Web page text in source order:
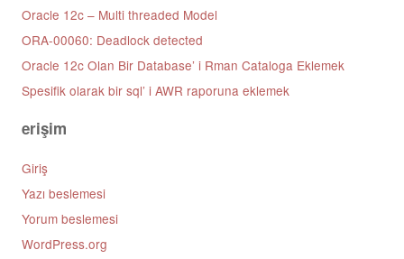
Oracle 12c – Multi threaded Model
ORA-00060: Deadlock detected
Oracle 12c Olan Bir Database’ i Rman Cataloga Eklemek
Spesifik olarak bir sql’ i AWR raporuna eklemek
erişim
Giriş
Yazı beslemesi
Yorum beslemesi
WordPress.org